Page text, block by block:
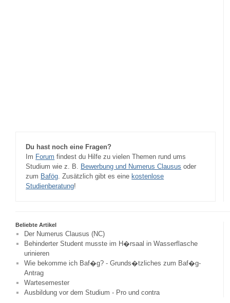
Du hast noch eine Fragen?
Im Forum findest du Hilfe zu vielen Themen rund ums
Studium wie z. B. Bewerbung und Numerus Clausus oder
zum Bafög. Zusätzlich gibt es eine kostenlose
Studienberatung!
Beliebte Artikel
Der Numerus Clausus (NC)
Behinderter Student musste im H�rsaal in Wasserflasche
urinieren
Wie bekomme ich Baf�g? - Grunds�tzliches zum Baf�g-
Antrag
Wartesemester
Ausbildung vor dem Studium - Pro und contra